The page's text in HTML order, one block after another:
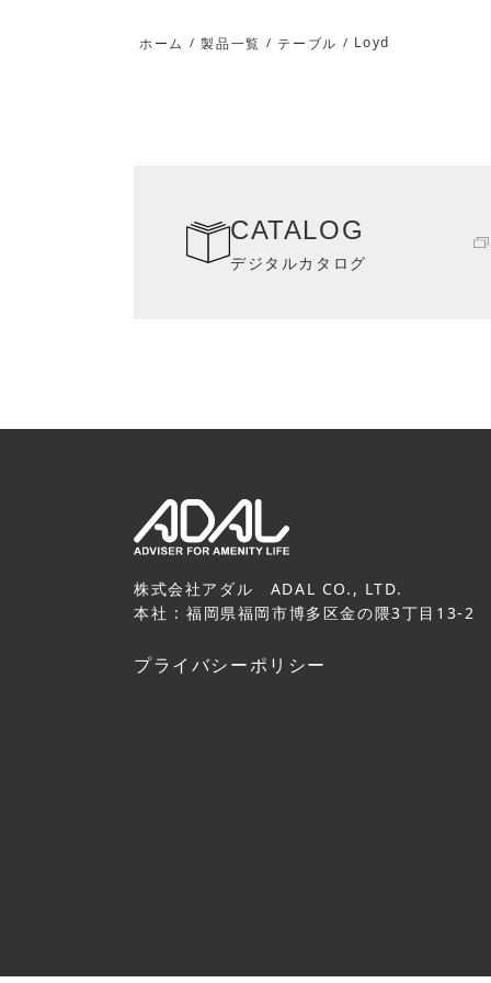
ホーム / 製品一覧 / テーブル / Loyd
CATALOG
デジタルカタログ
株式会社アダル ADAL CO., LTD.
本社 : 福岡県福岡市博多区金の隈3丁目13-2
プライバシーポリシー